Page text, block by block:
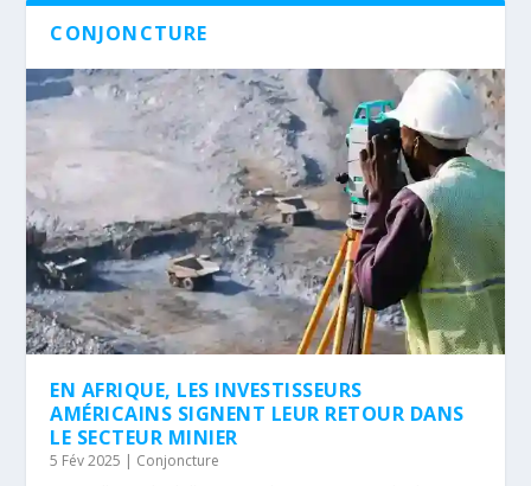
CONJONCTURE
EN AFRIQUE, LES INVESTISSEURS
AMÉRICAINS SIGNENT LEUR RETOUR DANS
LE SECTEUR MINIER
5 Fév 2025 Conjoncture